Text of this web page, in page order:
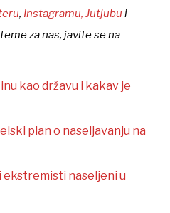
, Instagramu, Jutjubu i
za nas, javite se na
kao državu i kakav je
plan o naseljavanju na
ekstremisti naseljeni u